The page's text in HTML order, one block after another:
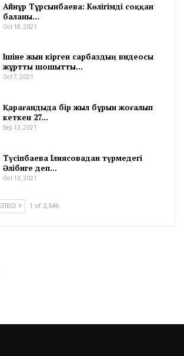
Айнұр Тұрсынбаева: Көлігімді соққан
баланы…
Oct 18, 2021
Ішіне жын кірген сарбаздың видеосы
жұртты шошытты…
Oct 7, 2021
Қарағандыда бір жыл бұрын жоғалып
кеткен 27…
Sep 13, 2021
Түсіпбаева Ілиясовадан түрмедегі
Әлібиге деп…
Oct 13, 2021
1 of 2,546